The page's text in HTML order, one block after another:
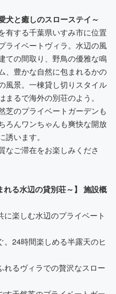
犬と癒しのスローステイ～
有する千葉県いすみ市に位置
ライベートヴィラ。水辺の風
ての間取り、野鳥の優雅な鳴
、豊かな自然に包まれるかの
風景。一棟貸し切りスタイル
るで海外の別荘のよう。
芝のプライベートガーデンも
ろんワンちゃんも爽快な開放
います。
なご滞在をお楽しみくださ
れる水辺の貸別荘～】 施設概
楽しむ水辺のプライベート
24時間楽しめる半露天のヒ
れるヴィラでの贅沢なスロー